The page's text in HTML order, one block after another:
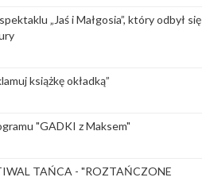
„Jaś i Małgosia”, który odbył się
książkę okładką”
"GADKI z Maksem"
TAŃCA - "ROZTAŃCZONE